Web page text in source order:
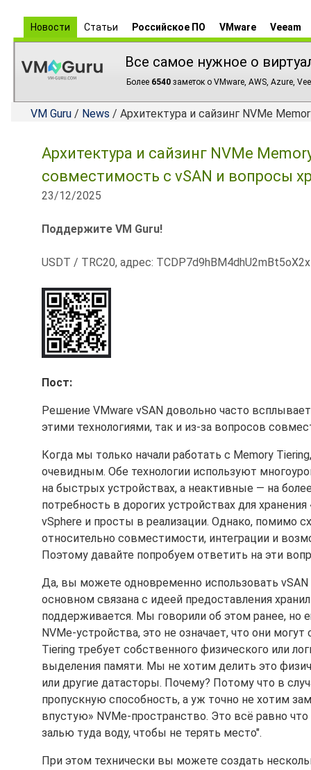
Новости Статьи Российское ПО VMware Veeam
Все самое нужное о
Более 6540 заметок о VMware, AWS, Azure,
VM Guru / News / Архитектура и сайзинг NVMe
Архитектура и сайзинг NVMe
совместимость с vSAN и вопросы
23/12/2025
Поддержите VM Guru!
USDT / TRC20, адрес:
Пост:
Решение VMware vSAN довольно часто
этими технологиями, так и из-за вопросов
Когда мы только начали работать с Memory
очевидным. Обе технологии используют
на быстрых устройствах, а неактивные — на
потребность в дорогих устройствах для
vSphere и просты в реализации. Однако, помимо
относительно совместимости, интеграции и
Поэтому давайте попробуем ответить на эти
Да, вы можете одновременно использовать vSAN
основном связана с идеей предоставления
поддерживается. Мы говорили об этом ранее, но
NVMe-устройства, это не означает, что они
Tiering требует собственного физического или
выделения памяти. Мы не хотим делить это
или другие датасторы. Почему? Потому что в
пропускную способность, а уж точно не хотим
впустую» NVMe-пространство. Это всё равно
залью туда воду, чтобы не терять место".
При этом технически вы можете создать